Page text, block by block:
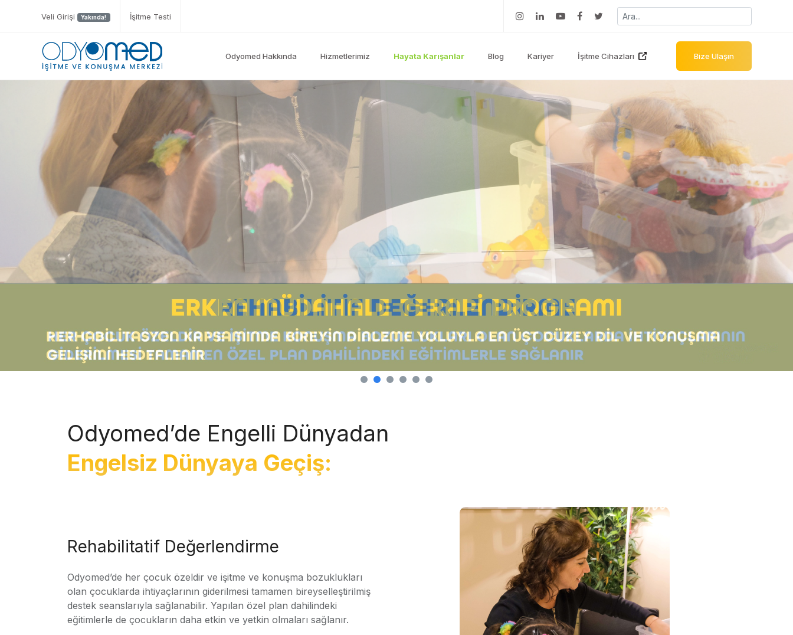
Veli Girişi Yakında! İşitme Testi
Odyomed Hakkında Hizmetlerimiz Hayata Karışanlar Blog Kariyer İşitme Cihazları Bize Ulaşın
Odyomed’de Engelli Dünyadan
Engelsiz Dünyaya Geçiş:
Rehabilitatif Değerlendirme
Odyomed’de her çocuk özeldir ve işitme ve konuşma bozuklukları
olan çocuklarda ihtiyaçlarının giderilmesi tamamen bireyselleştirilmiş
destek seanslarıyla sağlanabilir. Yapılan özel plan dahilindeki
eğitimlerle de çocukların daha etkin ve yetkin olmaları sağlanır.